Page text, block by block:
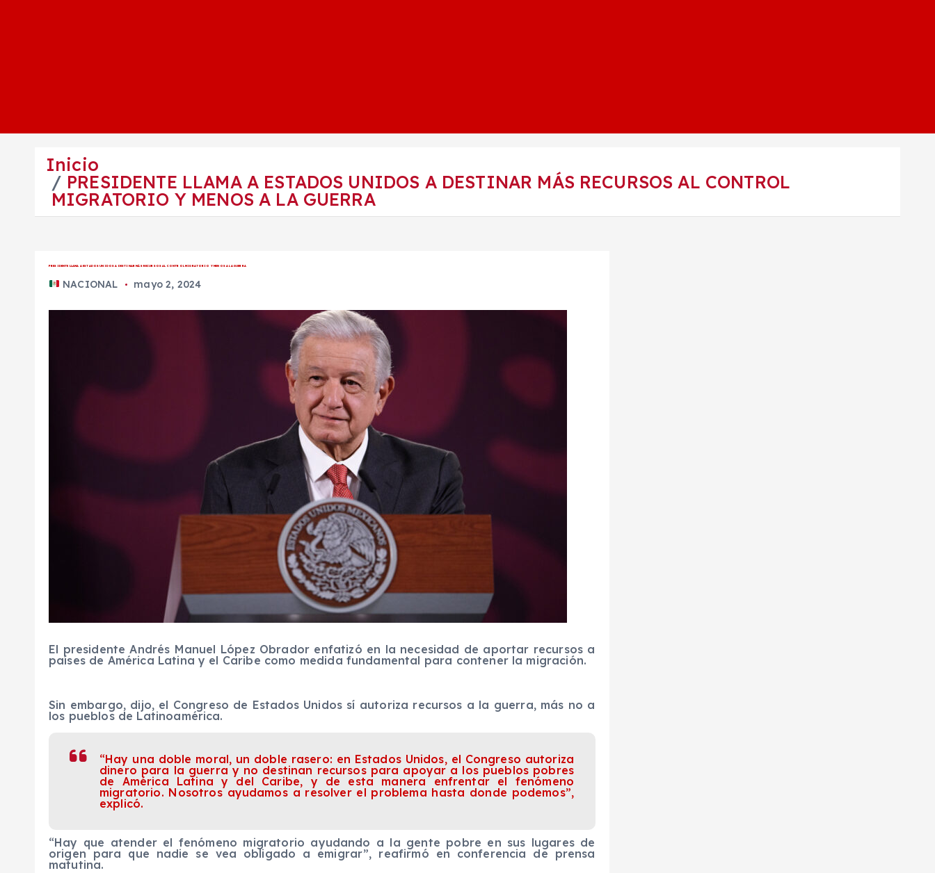
Inicio
PRESIDENTE LLAMA A ESTADOS UNIDOS A DESTINAR MÁS RECURSOS AL CONTROL
MIGRATORIO Y MENOS A LA GUERRA
PRESIDENTE LLAMA A ESTADOS UNIDOS A DESTINAR MÁS RECURSOS AL CONTROL MIGRATORIO Y MENOS A LA GUERRA
NACIONAL mayo 2, 2024
El presidente Andrés Manuel López Obrador enfatizó en la necesidad de aportar recursos a
países de América Latina y el Caribe como medida fundamental para contener la migración.
Sin embargo, dijo, el Congreso de Estados Unidos sí autoriza recursos a la guerra, más no a
los pueblos de Latinoamérica.
“Hay una doble moral, un doble rasero: en Estados Unidos, el Congreso autoriza
dinero para la guerra y no destinan recursos para apoyar a los pueblos pobres
de América Latina y del Caribe, y de esta manera enfrentar el fenómeno
migratorio. Nosotros ayudamos a resolver el problema hasta donde podemos”,
explicó.
“Hay que atender el fenómeno migratorio ayudando a la gente pobre en sus lugares de
origen para que nadie se vea obligado a emigrar”, reafirmó en conferencia de prensa
matutina.